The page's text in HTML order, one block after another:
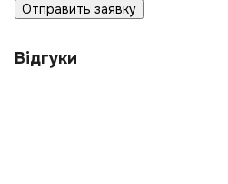
Отправить заявку
Відгуки